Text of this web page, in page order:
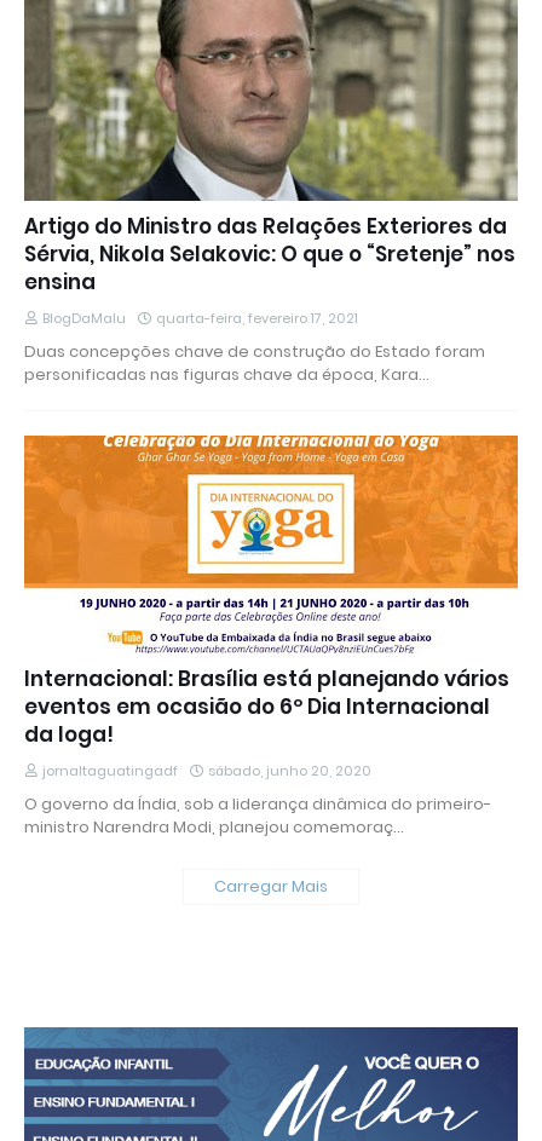
Artigo do Ministro das Relações Exteriores da
Sérvia, Nikola Selakovic: O que o “Sretenje” nos
ensina
BlogDaMalu quarta-feira, fevereiro 17, 2021
Duas concepções chave de construção do Estado foram
personificadas nas figuras chave da época, Kara…
Internacional: Brasília está planejando vários
eventos em ocasião do 6º Dia Internacional
da Ioga!
jornaltaguatingadf sábado, junho 20, 2020
O governo da Índia, sob a liderança dinâmica do primeiro-
ministro Narendra Modi, planejou comemoraç…
Carregar Mais